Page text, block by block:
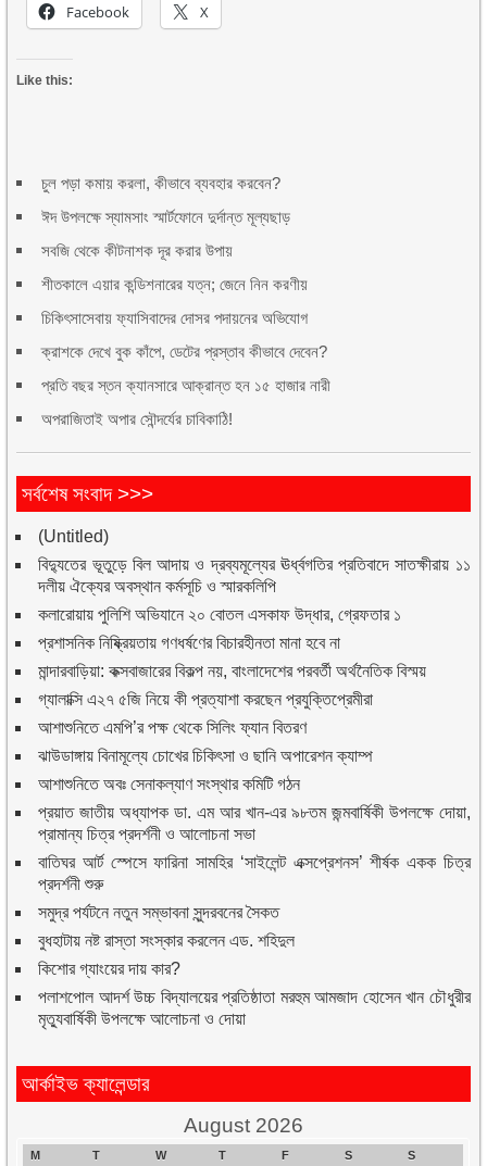
Facebook X
Like this:
চুল পড়া কমায় করলা, কীভাবে ব্যবহার করবেন?
ঈদ উপলক্ষে স্যামসাং স্মার্টফোনে দুর্দান্ত মূল্যছাড়
সবজি থেকে কীটনাশক দূর করার উপায়
শীতকালে এয়ার কন্ডিশনারের যত্ন; জেনে নিন করণীয়
চিকিৎসাসেবায় ফ্যাসিবাদের দোসর পদায়নের অভিযোগ
ক্রাশকে দেখে বুক কাঁপে, ডেটের প্রস্তাব কীভাবে দেবেন?
প্রতি বছর স্তন ক্যানসারে আক্রান্ত হন ১৫ হাজার নারী
অপরাজিতাই অপার সৌন্দর্যের চাবিকাঠি!
সর্বশেষ সংবাদ >>>
(Untitled)
বিদ্যুতের ভূতুড়ে বিল আদায় ও দ্রব্যমূল্যের ঊর্ধ্বগতির প্রতিবাদে সাতক্ষীরায় ১১
দলীয় ঐক্যের অবস্থান কর্মসূচি ও স্মারকলিপি
কলারোয়ায় পুলিশি অভিযানে ২০ বোতল এসকাফ উদ্ধার, গ্রেফতার ১
প্রশাসনিক নিষ্ক্রিয়তায় গণধর্ষণের বিচারহীনতা মানা হবে না
মান্দারবাড়িয়া: কক্সবাজারের বিকল্প নয়, বাংলাদেশের পরবর্তী অর্থনৈতিক বিস্ময়
গ্যালাক্সি এ২৭ ৫জি নিয়ে কী প্রত্যাশা করছেন প্রযুক্তিপ্রেমীরা
আশাশুনিতে এমপি’র পক্ষ থেকে সিলিং ফ্যান বিতরণ
ঝাউডাঙ্গায় বিনামূল্যে চোখের চিকিৎসা ও ছানি অপারেশন ক্যাম্প
আশাশুনিতে অবঃ সেনাকল্যাণ সংস্থার কমিটি গঠন
প্রয়াত জাতীয় অধ্যাপক ডা. এম আর খান-এর ৯৮তম জন্মবার্ষিকী উপলক্ষে দোয়া,
প্রামান্য চিত্র প্রদর্শনী ও আলোচনা সভা
বাতিঘর আর্ট স্পেসে ফারিনা সামহির ‘সাইলেন্ট এক্সপ্রেশনস’ শীর্ষক একক চিত্র
প্রদর্শনী শুরু
সমুদ্র পর্যটনে নতুন সম্ভাবনা সুন্দরবনের সৈকত
বুধহাটায় নষ্ট রাস্তা সংস্কার করলেন এড. শহিদুল
কিশোর গ্যাংয়ের দায় কার?
পলাশপোল আদর্শ উচ্চ বিদ্যালয়ের প্রতিষ্ঠাতা মরহুম আমজাদ হোসেন খান চৌধুরীর
মৃত্যুবার্ষিকী উপলক্ষে আলোচনা ও দোয়া
আর্কাইভ ক্যালেন্ডার
August 2026
M T W T F S
S